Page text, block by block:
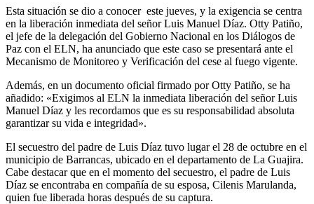
Esta situación se dio a conocer este jueves, y la exigencia se centra
en la liberación inmediata del señor Luis Manuel Díaz. Otty Patiño,
el jefe de la delegación del Gobierno Nacional en los Diálogos de
Paz con el ELN, ha anunciado que este caso se presentará ante el
Mecanismo de Monitoreo y Verificación del cese al fuego vigente.
Además, en un documento oficial firmado por Otty Patiño, se ha
añadido: «Exigimos al ELN la inmediata liberación del señor Luis
Manuel Díaz y les recordamos que es su responsabilidad absoluta
garantizar su vida e integridad».
El secuestro del padre de Luis Díaz tuvo lugar el 28 de octubre en el
municipio de Barrancas, ubicado en el departamento de La Guajira.
Cabe destacar que en el momento del secuestro, el padre de Luis
Díaz se encontraba en compañía de su esposa, Cilenis Marulanda,
quien fue liberada horas después de su captura.